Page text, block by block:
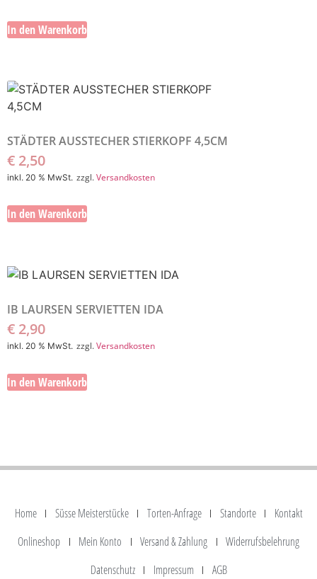
In den Warenkorb
STÄDTER AUSSTECHER STIERKOPF 4,5CM
€ 2,50
inkl. 20 % MwSt. zzgl.Versandkosten
In den Warenkorb
IB LAURSEN SERVIETTEN IDA
€ 2,90
inkl. 20 % MwSt. zzgl.Versandkosten
In den Warenkorb
Home Süsse Meisterstücke Torten-Anfrage Standorte
Kontakt
Onlineshop
Mein Konto Versand & Zahlung
Widerrufsbelehrung
Datenschutz
Impressum AGB